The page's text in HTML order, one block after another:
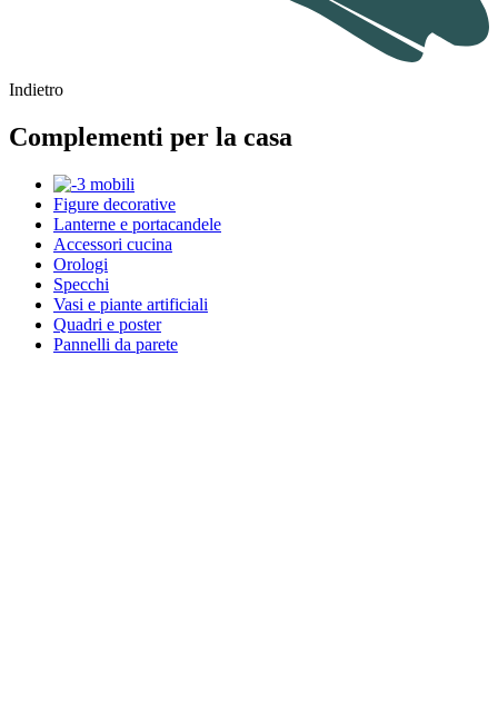
Indietro
Complementi per la casa
Figure decorative
Lanterne e portacandele
Accessori cucina
Orologi
Specchi
Vasi e piante artificiali
Quadri e poster
Pannelli da parete